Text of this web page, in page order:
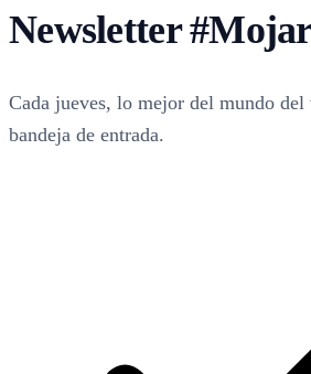
Newsletter
Cada jueves, lo mejor del mundo
bandeja de entrada.